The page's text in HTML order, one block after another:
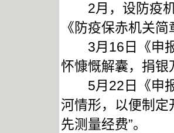
2月，设防疫机
《防疫保赤机关
3月16日《申报
怀慷慨解囊，捐银
5月22日《申报
河情形，以便制定
先测量经费”。